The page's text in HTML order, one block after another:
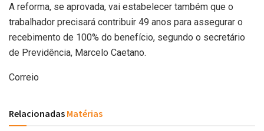
A reforma, se aprovada, vai estabelecer também que o
trabalhador precisará contribuir 49 anos para assegurar o
recebimento de 100% do benefício, segundo o secretário
de Previdência, Marcelo Caetano.
Correio
Relacionadas Matérias